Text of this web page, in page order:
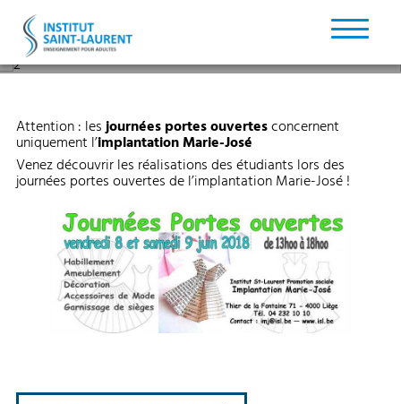
L'article a été publié dans les
de l'institut le : 11/01/2021
Attention : lesjournées portes ouvertesconcernent
uniquement l’implantation Marie-José
Venez découvrir les réalisations des étudiants lors des
journées portes ouvertes de l’implantation Marie-José !